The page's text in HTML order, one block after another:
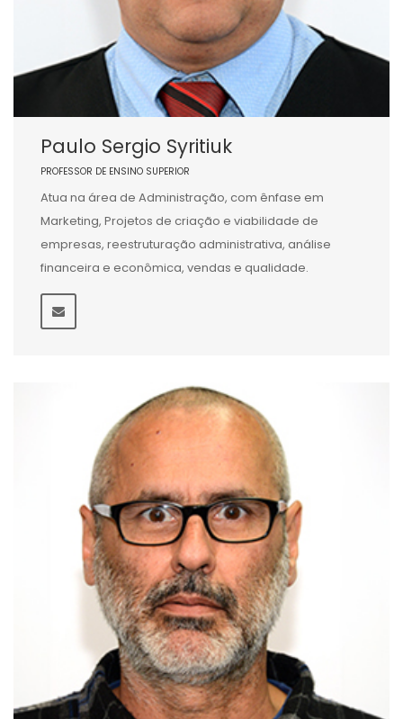
Paulo Sergio Syritiuk
PROFESSOR DE ENSINO SUPERIOR
Atua na área de Administração, com ênfase em
Marketing, Projetos de criação e viabilidade de
empresas, reestruturação administrativa, análise
financeira e econômica, vendas e qualidade.